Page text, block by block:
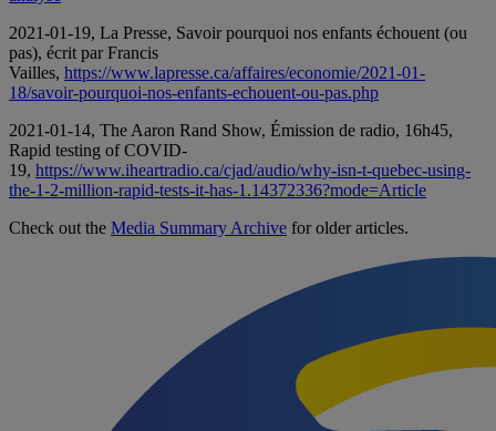
2021-01-19, La Presse, Savoir pourquoi nos enfants échouent (ou
pas), écrit par Francis
Vailles, https://www.lapresse.ca/affaires/economie/2021-01-
18/savoir-pourquoi-nos-enfants-echouent-ou-pas.php
2021-01-14, The Aaron Rand Show, Émission de radio, 16h45,
Rapid testing of COVID-
19, https://www.iheartradio.ca/cjad/audio/why-isn-t-quebec-using-
the-1-2-million-rapid-tests-it-has-1.14372336?mode=Article
Check out the Media Summary Archive for older articles.